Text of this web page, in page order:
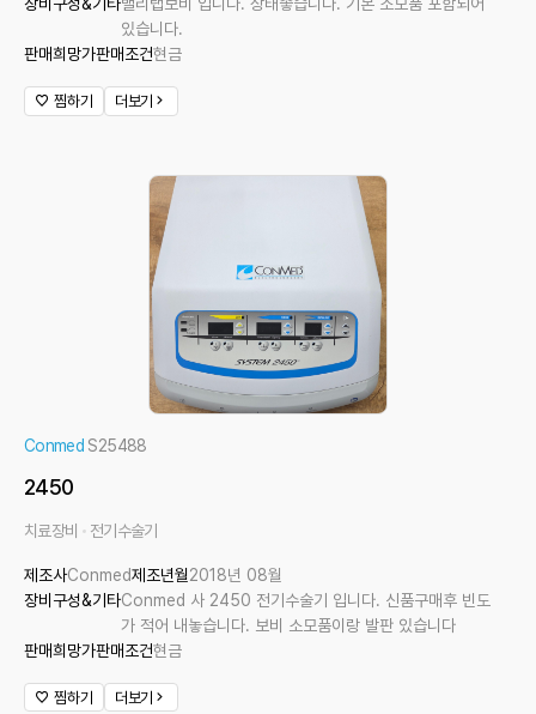
있습니다.
판매희망가판매조건현금
찜하기 더보기
Conmed S25488
2450
치료장비 전기수술기
제조사Conmed제조년월2018년 08월
장비구성&기타Conmed 사 2450 전기수술기 입니다. 신품구매후 빈도
가 적어 내놓습니다. 보비 소모품이랑 발판 있습니다
판매희망가판매조건현금
찜하기 더보기